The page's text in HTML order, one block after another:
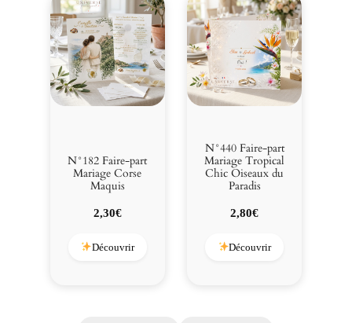
N°182 Faire-part
Mariage Corse
Maquis
2,30€
Découvrir
N°440 Faire-part
Mariage Tropical
Chic Oiseaux du
Paradis
2,80€
Découvrir